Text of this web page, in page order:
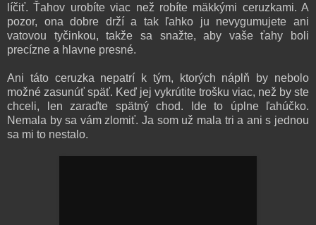
líčiť. Ťahov urobíte viac než robíte mäkkými ceruzkami. A
pozor, ona dobre drží a tak ľahko ju nevygumujete ani
vatovou tyčinkou, takže sa snažte, aby vaše ťahy boli
precízne a hlavne presné.
Ani táto ceruzka nepatrí k tým, ktorých náplň by nebolo
možné zasunúť späť. Keď jej vykrútite trošku viac, než by ste
chceli, len zaraďte spätný chod. Ide to úplne ľahúčko.
Nemala by sa vám zlomiť. Ja som už mala tri a ani s jednou
sa mi to nestalo.